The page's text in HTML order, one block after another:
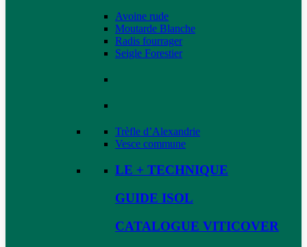
Avoine rude
Moutarde Blanche
Radis fourrager
Seigle Forestier
Trèfle d’Alexandrie
Vesce commune
LE + TECHNIQUE
GUIDE ISOL
CATALOGUE VITICOVER